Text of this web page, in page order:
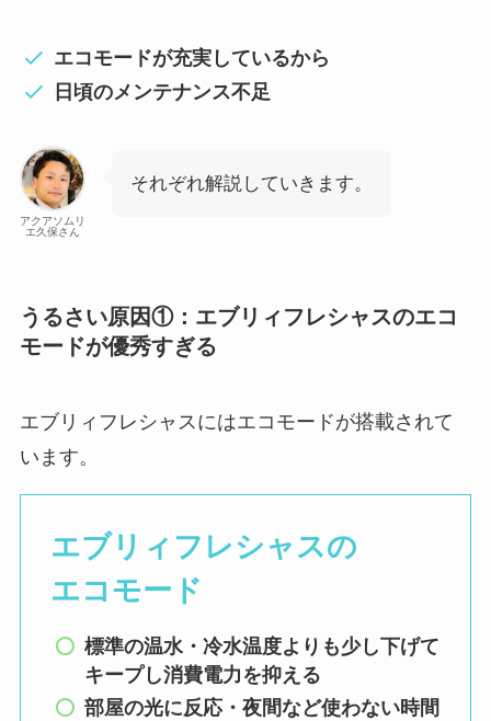
エコモードが充実しているから
日頃のメンテナンス不足
アクアソムリ
エ久保さん
それぞれ解説していきます。
うるさい原因①：エブリィフレシャスのエコ
モードが優秀すぎる
エブリィフレシャスにはエコモードが搭載されて
います。
エブリィフレシャスの
エコモード
標準の温水・冷水温度よりも少し下げて
キープし消費電力を抑える
部屋の光に反応・夜間など使わない時間